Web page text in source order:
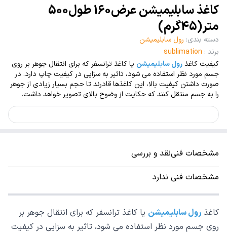
کاغذ سابلیمیشن عرض160 طول500
متر(45گرم)
دسته بندی: رول سابلیمیشن
برند :
sublimation
کیفیت کاغذرول سابلیمیشن یا کاغذ ترانسفر که برای انتقال جوهر بر روی
جسم مورد نظر استفاده می شود، تاثیر به سزایی در کیفیت چاپ دارد. در
صورت داشتن کیفیت بالا، این کاغذها قادرند تا حجم بسیار زیادی از جوهر
را به جسم منتقل کنند که حکایت از وضوح بالای تصویر خواهد داشت.
مشخصات فنینقد و بررسی
مشخصات فنی ندارد
کاغذ رول سابلیمیشن یا کاغذ ترانسفر که برای انتقال جوهر بر
روی جسم مورد نظر استفاده می شود، تاثیر به سزایی در کیفیت